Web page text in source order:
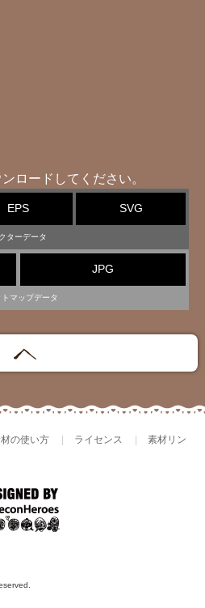
ロードしてください。
EPS SVG
ターデータ
JPG
トマップデータ
の使い方 ライセンス
素材リン